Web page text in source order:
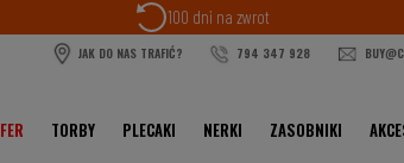
100 dni na zwrot
JAK DO NAS TRAFIĆ? 794 347 928
TORBY PLECAKI NERKI ZASOBNIKI